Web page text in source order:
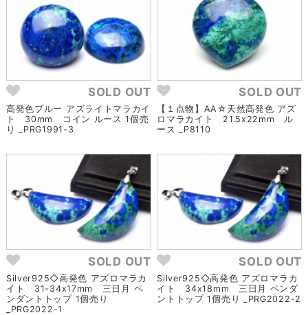
SOLD OUT
高発色ブルー アズライトマラカイ
ト 30mm コイン ルース 1個売
り _PRG1991-3
SOLD OUT
【１点物】AA☆天然高発色 アズ
ロマラカイト 21.5x22mm ル
ース _P8110
SOLD OUT
Silver925◇高発色 アズロマラカ
イト 31-34x17mm 三日月 ペ
ンダントトップ 1個売り
_PRG2022-1
SOLD OUT
Silver925◇高発色 アズロマラカ
イト 34x18mm 三日月 ペンダ
ントトップ 1個売り _PRG2022-2